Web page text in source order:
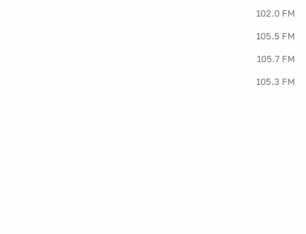
102.0 FM
105.5 FM
105.7 FM
105.3 FM